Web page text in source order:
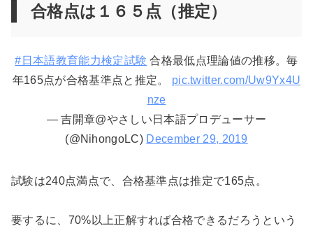
合格点は１６５点（推定）
#日本語教育能力検定試験 合格最低点理論値の推移。毎
年165点が合格基準点と推定。 pic.twitter.com/Uw9Yx4U
nze
— 吉開章@やさしい日本語プロデューサー
(@NihongoLC) December 29, 2019
試験は240点満点で、合格基準点は推定で165点。
要するに、70%以上正解すれば合格できるだろうという